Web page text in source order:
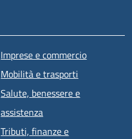
Imprese e commercio
Mobilità e trasporti
Salute, benessere e
assistenza
Tributi, finanze e